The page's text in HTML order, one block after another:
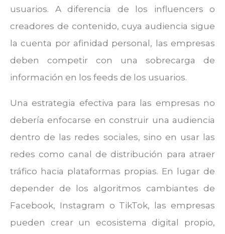
usuarios. A diferencia de los influencers o
creadores de contenido, cuya audiencia sigue
la cuenta por afinidad personal, las empresas
deben competir con una sobrecarga de
información en los feeds de los usuarios.
Una estrategia efectiva para las empresas no
debería enfocarse en construir una audiencia
dentro de las redes sociales, sino en usar las
redes como canal de distribución para atraer
tráfico hacia plataformas propias. En lugar de
depender de los algoritmos cambiantes de
Facebook, Instagram o TikTok, las empresas
pueden crear un ecosistema digital propio,